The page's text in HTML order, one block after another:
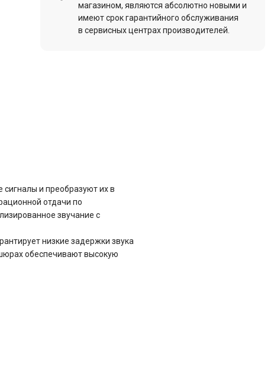
магазином, являются абсолютно новыми и
имеют срок гарантийного обслуживания
в сервисных центрах производителей.
сигналы и преобразуют их в
отдачи по
звучание с
низкие задержки звука
обеспечивают высокую